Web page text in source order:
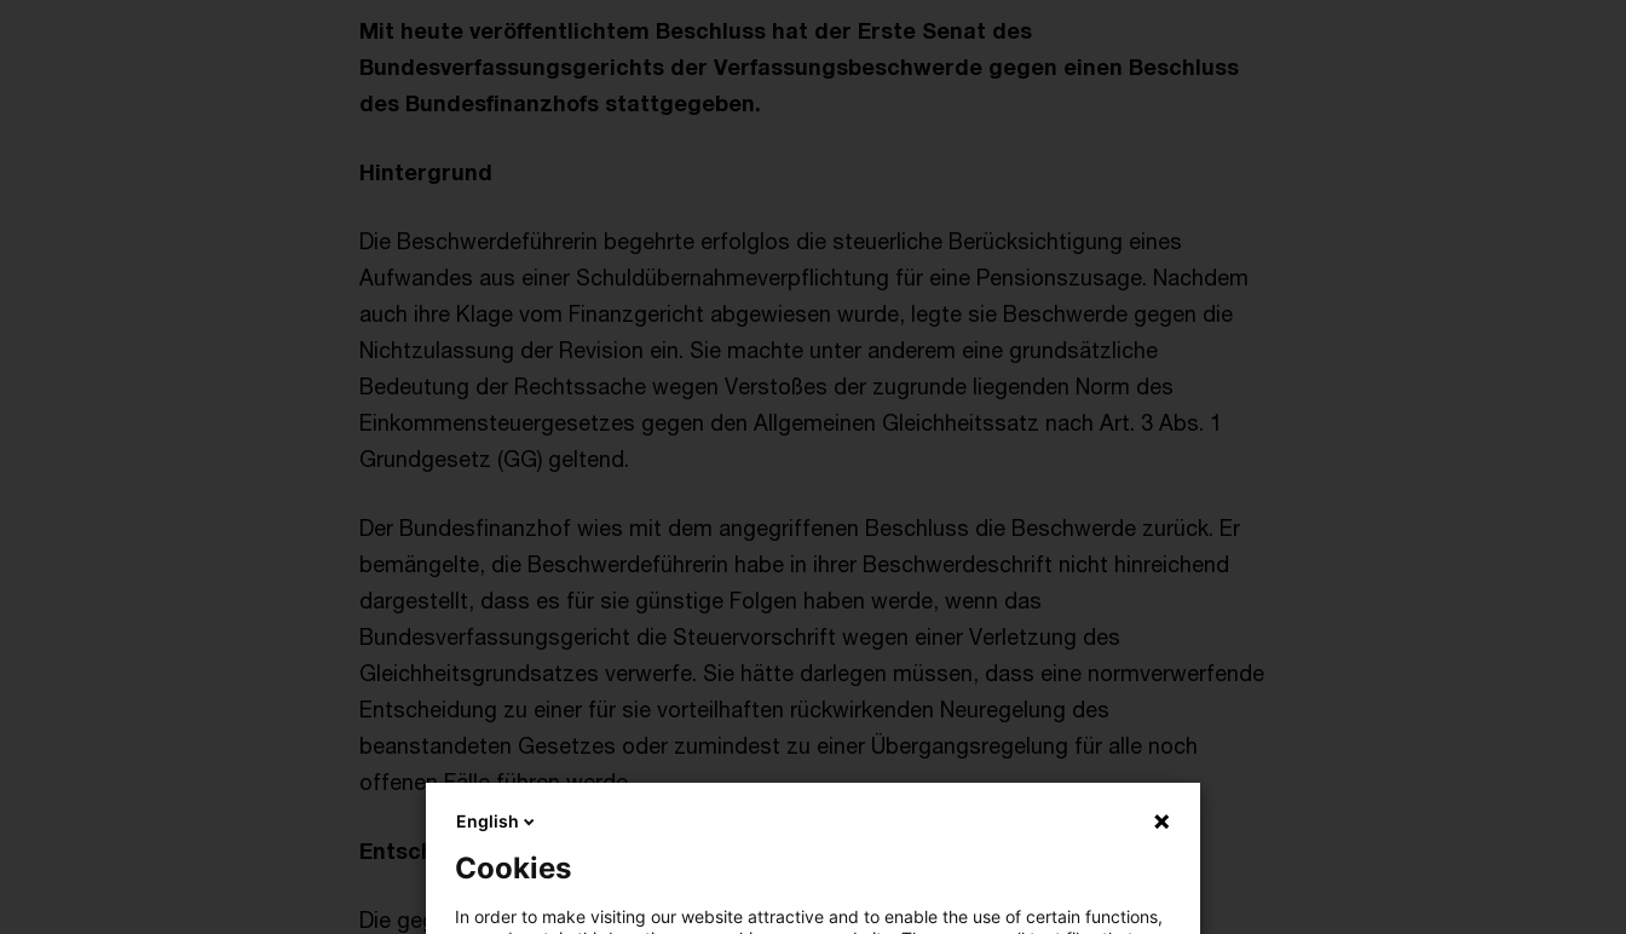
Mit heute veröffentlichtem Beschluss hat der Erste Senat des
Bundesverfassungsgerichts der Verfassungsbeschwerde gegen einen Beschluss
des Bundesfinanzhofs stattgegeben.
Hintergrund
Die Beschwerdeführerin begehrte erfolglos die steuerliche Berücksichtigung eines
Aufwandes aus einer Schuldübernahmeverpflichtung für eine Pensionszusage. Nachdem
auch ihre Klage vom Finanzgericht abgewiesen wurde, legte sie Beschwerde gegen die
Nichtzulassung der Revision ein. Sie machte unter anderem eine grundsätzliche
Bedeutung der Rechtssache wegen Verstoßes der zugrunde liegenden Norm des
Einkommensteuergesetzes gegen den Allgemeinen Gleichheitssatz nach Art. 3 Abs. 1
Grundgesetz (GG) geltend.
Der Bundesfinanzhof wies mit dem angegriffenen Beschluss die Beschwerde zurück. Er
bemängelte, die Beschwerdeführerin habe in ihrer Beschwerdeschrift nicht hinreichend
dargestellt, dass es für sie günstige Folgen haben werde, wenn das
Bundesverfassungsgericht die Steuervorschrift wegen einer Verletzung des
Gleichheitsgrundsatzes verwerfe. Sie hätte darlegen müssen, dass eine normverwerfende
Entscheidung zu einer für sie vorteilhaften rückwirkenden Neuregelung des
beanstandeten Gesetzes oder zumindest zu einer Übergangsregelung für alle noch
offenen Fälle führen werde.
Entscheidung des BVerfG
Die gegen diese Entscheidung gerichtete Verfassungsbeschwerde hat Erfolg. Der
English
Cookies
In order to make visiting our website attractive and to enable the use of certain functions,